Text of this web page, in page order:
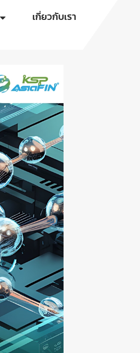
เกี่ยวกับเรา